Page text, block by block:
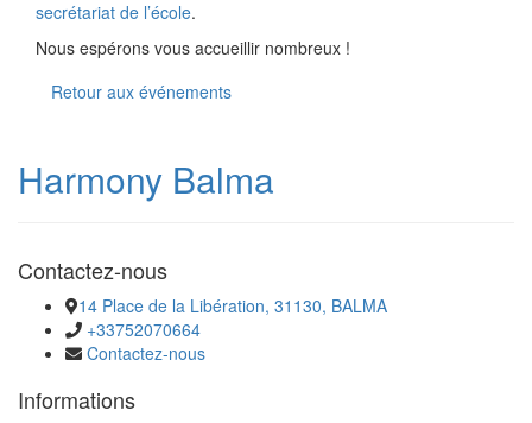
secrétariat de l’école.
Nous espérons vous accueillir nombreux !
Retour aux événements
Harmony Balma
Contactez-nous
​​​​​​​14 Place de la Libération, 31130, BALMA
+33752070664
Contactez-nous
Informations